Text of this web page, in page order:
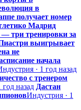
в
получает номер
Мадрид
три тренировки за
выигрывает
не
начала
· 1 год назад
с тренером
назад Дастан
Индустрия · 1